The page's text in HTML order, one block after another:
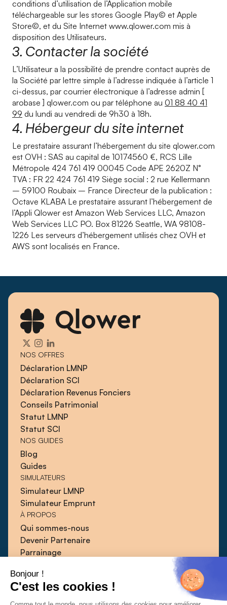
Bonjour !
C'est les cookies !
conditions d’utilisation de l’Application mobile
téléchargeable sur les stores Google Play© et Apple
Store©, et du Site Internet www.qlower.com mis à
disposition des Utilisateurs.
3. Contacter la société
L’Utilisateur a la possibilité de prendre contact auprès de
la Société par lettre simple à l’adresse indiquée à l’article 1
ci-dessus, par courrier électronique à l’adresse admin [
arobase ] qlower.com ou par téléphone au 01 88 40 41
99 du lundi au vendredi de 9h30 à 18h.
4. Hébergeur du site internet
Le prestataire assurant l’hébergement du site qlower.com
est OVH : SAS au capital de 10174560 €, RCS Lille
Métropole 424 761 419 00045 Code APE 2620Z N°
TVA : FR 22 424 761 419 Siège social : 2 rue Kellermann
– 59100 Roubaix – France Directeur de la publication :
Octave KLABA Le prestataire assurant l’hébergement de
l’Appli Qlower est Amazon Web Services LLC, Amazon
Web Services LLC PO. Box 81226 Seattle, WA 98108-
1226 Les serveurs d’hébergement utilisés chez OVH et
AWS sont localisés en France.
NOS OFFRES
Déclaration LMNP
Déclaration SCI
Déclaration Revenus Fonciers
Conseils Patrimonial
Statut LMNP
Statut SCI
NOS GUIDES
Blog
Guides
SIMULATEURS
Simulateur LMNP
Simulateur Emprunt
À PROPOS
Qui sommes-nous
Devenir Partenaire
Parrainage
Guides
Presse
Contact